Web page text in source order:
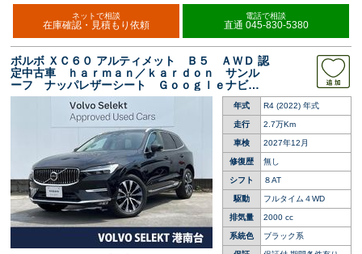
ネットで相談
在庫確認・見積もり依頼
電話で相談
直通 045-830-5380
ボルボ ＸＣ６０ アルティメット Ｂ５ ＡＷＤ 認
定中古車 ｈａｒｍａｎ／ｋａｒｄｏｎ サンル
ーフ ナッパレザーシート Ｇｏｏｇｌｅナビ
パイロットアシスト パワーバックドア 禁煙
車 シートヒーター ベンチレーション マッサ
ージ機能付きシート
年式 R4 (2022) 年式
走行 2.7万Km
車検 2027年12月
修復歴 無し
シフト ８AT
駆動 フルタイム４WD
排気量 2000 cc
系統色 ブラック系